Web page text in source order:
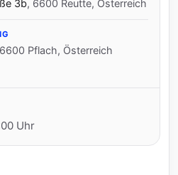
3b, 6600 Reutte, Österreich
6600 Pflach, Österreich
Uhr